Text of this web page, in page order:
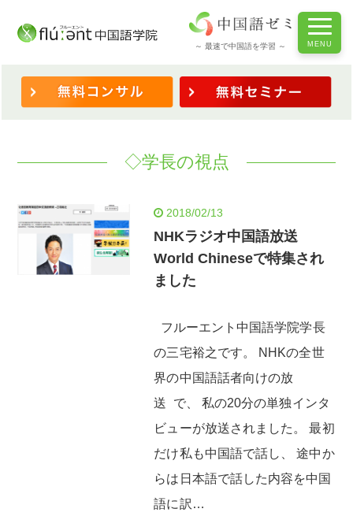
～ 最速で中国語を学習 ～
◇学長の視点
◇学長の視点
2018/02/13
NHKラジオ中国語放送
World Chineseで特集され
ました
フルーエント中国語学院学長
の三宅裕之です。 NHKの全世
界の中国語話者向けの放
送 で、 私の20分の単独インタ
ビューが放送されました。 最初
だけ私も中国語で話し、 途中か
らは日本語で話した内容を中国
語に訳…